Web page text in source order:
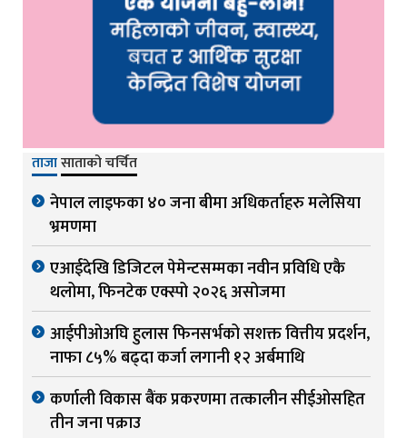
ताजासाताको चर्चित
नेपाल लाइफका ४० जना बीमा अधिकर्ताहरु मलेसिया
भ्रमणमा
एआईदेखि डिजिटल पेमेन्टसम्मका नवीन प्रविधि एकै
थलोमा, फिनटेक एक्स्पो २०२६ असोजमा
आईपीओअघि हुलास फिनसर्भको सशक्त वित्तीय प्रदर्शन,
नाफा ८५% बढ्दा कर्जा लगानी १२ अर्बमाथि
कर्णाली विकास बैंक प्रकरणमा तत्कालीन सीईओसहित
तीन जना पक्राउ